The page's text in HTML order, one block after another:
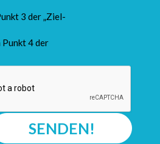
3 der „Ziel-
Punkt 4 der
SENDEN!